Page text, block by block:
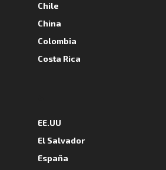
Chile
China
Colombia
Costa Rica
EE.UU
El Salvador
España